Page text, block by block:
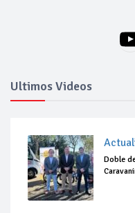
Ultimos Videos
Doble